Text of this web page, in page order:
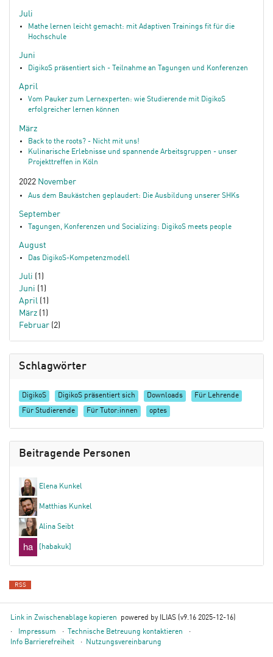
Juli
Mathe lernen leicht gemacht: mit Adaptiven Trainings fit für die
Hochschule
Juni
DigikoS präsentiert sich - Teilnahme an Tagungen und Konferenzen
April
Vom Pauker zum Lernexperten: wie Studierende mit DigikoS
erfolgreicher lernen können
März
Back to the roots? - Nicht mit uns!
Kulinarische Erlebnisse und spannende Arbeitsgruppen - unser
Projekttreffen in Köln
2022 November
Aus dem Baukästchen geplaudert: Die Ausbildung unserer SHKs
September
Tagungen, Konferenzen und Socializing: DigikoS meets people
August
Das DigikoS-Kompetenzmodell
Juli (1)
Juni (1)
April (1)
März (1)
Februar (2)
Schlagwörter
DigikoS DigikoS präsentiert sich Downloads Für Lehrende
Für Studierende Für Tutor:innen optes
Beitragende Personen
Elena Kunkel
Matthias Kunkel
Alina Seibt
[habakuk]
RSS
Link in Zwischenablage kopieren
powered by ILIAS (v9.16 2025-12-16)
Impressum
Technische Betreuung kontaktieren
Info Barrierefreiheit
Nutzungsvereinbarung